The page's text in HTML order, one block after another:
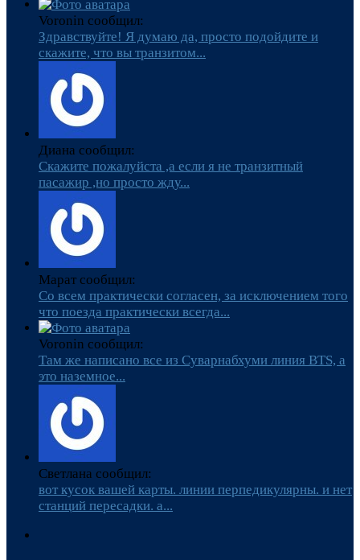
Voronin сообщил:
Здравствуйте! Я думаю да, просто подойдите и
скажите, что вы транзитом...
Диана сообщил:
Скажите пожалуйста ,а если я не транзитный
пасажир ,но просто жду...
Марат сообщил:
Со всем практически согласен, за исключением того
что поезда практически всегда...
Voronin сообщил:
Там же написано все из Суварнабхуми линия BTS, а
это наземное...
Светлана сообщил:
вот кусок вашей карты. линии перпедикулярны. и нет
станций пересадки. а...